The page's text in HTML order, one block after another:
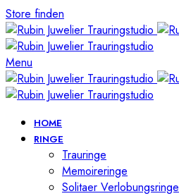
Store finden
Menu
HOME
RINGE
Trauringe
Memoireringe
Solitaer Verlobungsringe